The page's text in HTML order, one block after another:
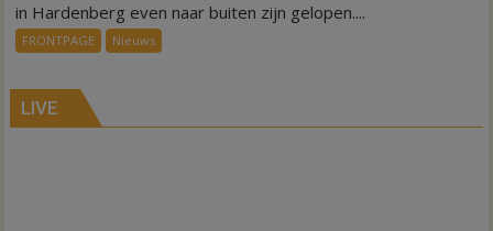
in Hardenberg even naar buiten zijn gelopen....
FRONTPAGE Nieuws
LIVE